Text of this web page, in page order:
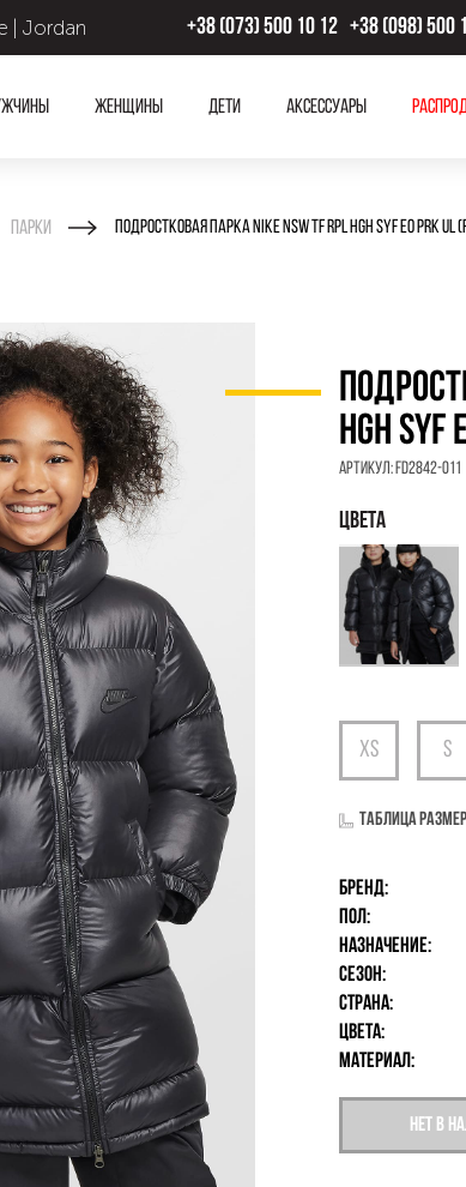
| Jordan +38 (073) 500 10 12 +38 (098) 500
Женщины Дети Аксессуары
Парки ПОДРОСТКОВАЯ ПАРКА NIKE NSW TF RPL HGH SYF EO PRK UL
HGH
Артикул:FD2842-011
Таблица
Бренд:
Пол:
Назначение:
Сезон:
Страна:
Цвета:
Материал:
Нет в